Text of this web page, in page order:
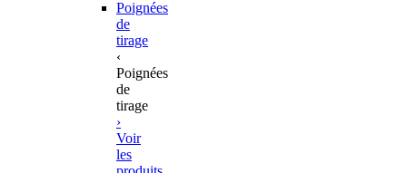
Poignées
de
tirage
‹
Poignées
de
tirage
›
Voir
les